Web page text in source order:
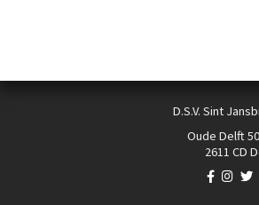
D.S.V. Sint
Oude Delft
2611 CD